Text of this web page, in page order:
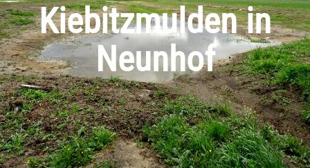
Kiebitzmulden in
Neunhof